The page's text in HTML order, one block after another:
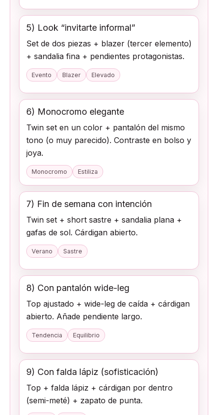
5) Look “invitarte informal”
Set de dos piezas + blazer (tercer elemento)
+ sandalia fina + pendientes protagonistas.
Evento Blazer Elevado
6) Monocromo elegante
Twin set en un color + pantalón del mismo
tono (o muy parecido). Contraste en bolso y
joya.
Monocromo Estiliza
7) Fin de semana con intención
Twin set + short sastre + sandalia plana +
gafas de sol. Cárdigan abierto.
Verano Sastre
8) Con pantalón wide-leg
Top ajustado + wide-leg de caída + cárdigan
abierto. Añade pendiente largo.
Tendencia Equilibrio
9) Con falda lápiz (sofisticación)
Top + falda lápiz + cárdigan por dentro
(semi-meté) + zapato de punta.